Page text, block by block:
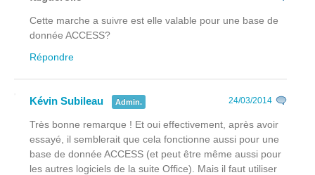
Cette marche a suivre est elle valable pour une base de
donnée ACCESS?
Répondre
Kévin Subileau Admin. 24/03/2014
Très bonne remarque ! Et oui effectivement, après avoir
essayé, il semblerait que cela fonctionne aussi pour une
base de donnée ACCESS (et peut être même aussi pour
les autres logiciels de la suite Office). Mais il faut utiliser